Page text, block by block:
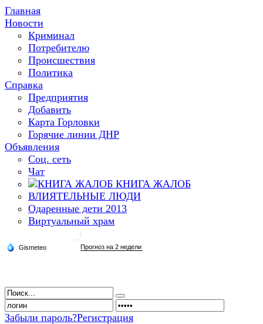
Главная
Новости
Криминал
Потребителю
Происшествия
Политика
Справка
Предприятия
Добавить
Карта Горловки
Горячие линии ДНР
Объявления
Соц. сеть
Чат
КНИГА ЖАЛОБ
ВЛИЯТЕЛЬНЫЕ ЛЮДИ
Одаренные дети 2013
Виртуальный храм
Забыли пароль?Регистрация